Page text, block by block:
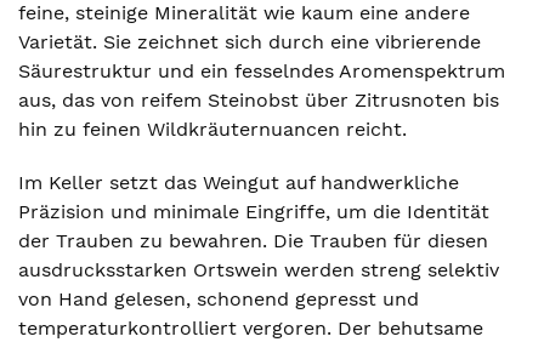
feine, steinige Mineralität wie kaum eine andere
Varietät. Sie zeichnet sich durch eine vibrierende
Säurestruktur und ein fesselndes Aromenspektrum
aus, das von reifem Steinobst über Zitrusnoten bis
hin zu feinen Wildkräuternuancen reicht.
Im Keller setzt das Weingut auf handwerkliche
Präzision und minimale Eingriffe, um die Identität
der Trauben zu bewahren. Die Trauben für diesen
ausdrucksstarken Ortswein werden streng selektiv
von Hand gelesen, schonend gepresst und
temperaturkontrolliert vergoren. Der behutsame